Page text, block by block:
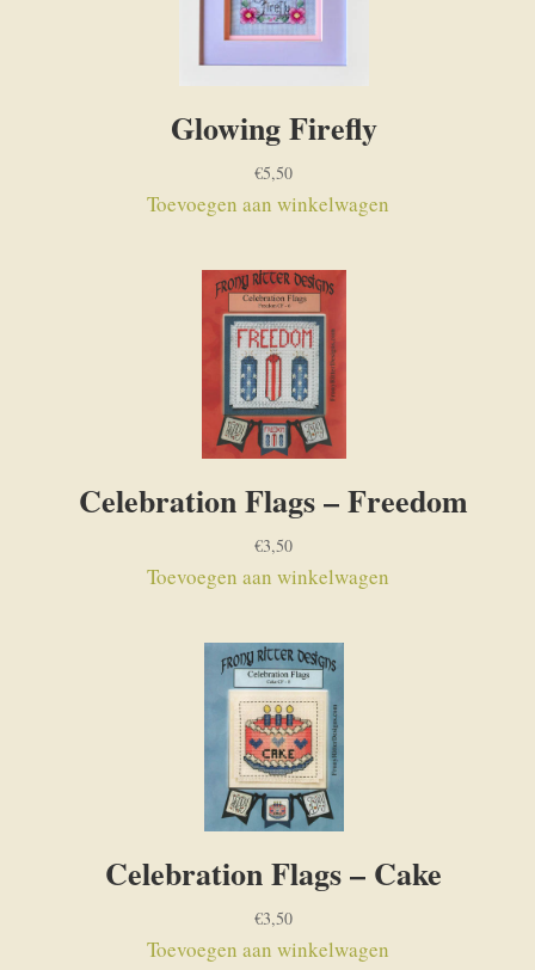
Glowing Firefly
€5,50
Toevoegen aan winkelwagen
Celebration Flags – Freedom
€3,50
Toevoegen aan winkelwagen
Celebration Flags – Cake
€3,50
Toevoegen aan winkelwagen